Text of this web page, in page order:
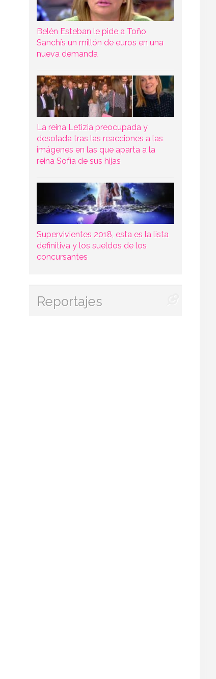
Belén Esteban le pide a Toño
Sanchís un millón de euros en una
nueva demanda
La reina Letizia preocupada y
desolada tras las reacciones a las
imágenes en las que aparta a la
reina Sofía de sus hijas
Supervivientes 2018, esta es la lista
definitiva y los sueldos de los
concursantes
Reportajes